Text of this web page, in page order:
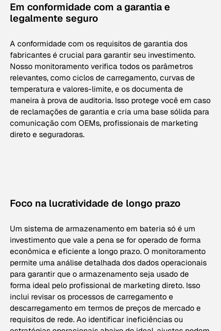
Em conformidade com a garantia e
legalmente seguro
A conformidade com os requisitos de garantia dos
fabricantes é crucial para garantir seu investimento.
Nosso monitoramento verifica todos os parâmetros
relevantes, como ciclos de carregamento, curvas de
temperatura e valores-limite, e os documenta de
maneira à prova de auditoria. Isso protege você em caso
de reclamações de garantia e cria uma base sólida para
comunicação com OEMs, profissionais de marketing
direto e seguradoras.
Foco na lucratividade de longo prazo
Um sistema de armazenamento em bateria só é um
investimento que vale a pena se for operado de forma
econômica e eficiente a longo prazo. O monitoramento
permite uma análise detalhada dos dados operacionais
para garantir que o armazenamento seja usado de
forma ideal pelo profissional de marketing direto. Isso
inclui revisar os processos de carregamento e
descarregamento em termos de preços de mercado e
requisitos de rede. Ao identificar ineficiências ou